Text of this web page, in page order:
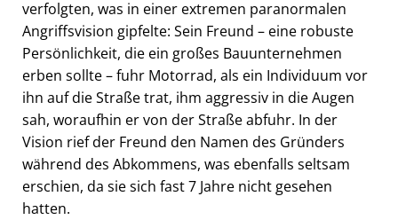
verfolgten, was in einer extremen paranormalen
Angriffsvision gipfelte: Sein Freund – eine robuste
Persönlichkeit, die ein großes Bauunternehmen
erben sollte – fuhr Motorrad, als ein Individuum vor
ihn auf die Straße trat, ihm aggressiv in die Augen
sah, woraufhin er von der Straße abfuhr. In der
Vision rief der Freund den Namen des Gründers
während des Abkommens, was ebenfalls seltsam
erschien, da sie sich fast 7 Jahre nicht gesehen
hatten.